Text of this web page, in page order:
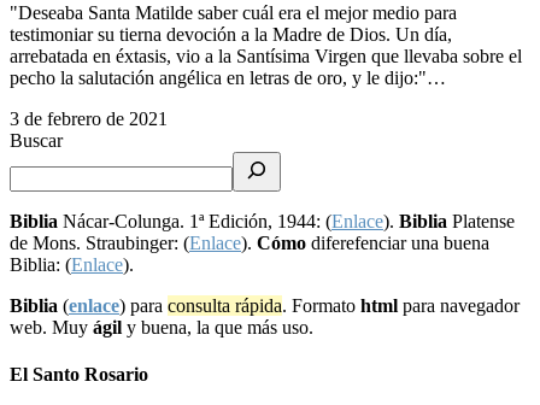
"Deseaba Santa Matilde saber cuál era el mejor medio para
testimoniar su tierna devoción a la Madre de Dios. Un día,
arrebatada en éxtasis, vio a la Santísima Virgen que llevaba sobre el
pecho la salutación angélica en letras de oro, y le dijo:"…
3 de febrero de 2021
Buscar
Biblia Nácar-Colunga. 1ª Edición, 1944: (Enlace). Biblia Platense
de Mons. Straubinger: (Enlace). Cómo diferefenciar una buena
Biblia: (Enlace).
Biblia (enlace) para consulta rápida. Formato html para navegador
web. Muy ágil y buena, la que más uso.
El Santo Rosario